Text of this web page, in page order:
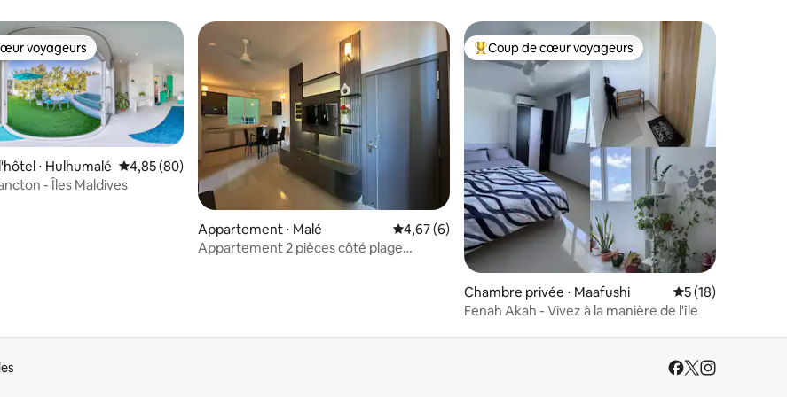
sur la base de 8 commentaires : 5 sur 5
voyageurs
voyageurs
⋅ Hulhumalé Évaluation moyenne sur la base de 80 commentaires : 4,85 sur 5
4,85 (80)
- Îles Maldives
Appartement ⋅ Malé Évaluation moyenne sur la base de 6 commentaires : 4,67 sur 5
4,67 (6)
Appartement 2 pièces côté plage
Coups de cœur voyageurs les plus appréciés
Coup de cœur voyageurs
Chambre privée ⋅ Maafushi Évaluation
5 (18)
Fenah Akah - Vivez à la manière de l'île